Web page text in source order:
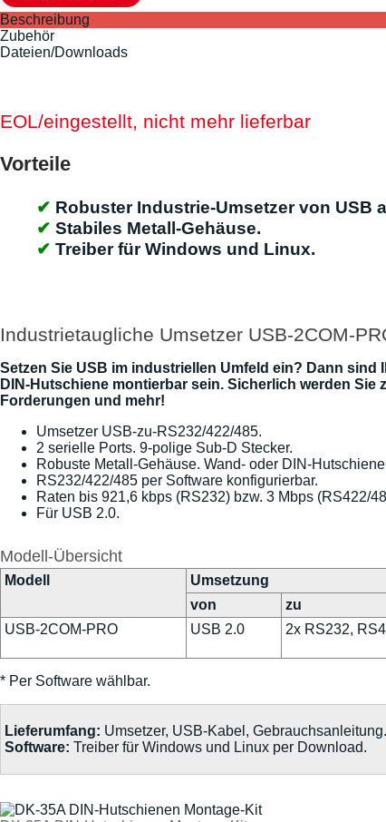
Beschreibung
Zubehör
Dateien/Downloads
EOL/eingestellt, nicht mehr lieferbar
Vorteile
Robuster Industrie-Umsetzer von USB
Stabiles Metall-Gehäuse.
Treiber für Windows und Linux.
Industrietaugliche Umsetzer USB-2COM-
Setzen Sie USB im industriellen Umfeld ein? Dann
DIN-Hutschiene montierbar sein. Sicherlich werden
Forderungen und mehr!
Umsetzer USB-zu-RS232/422/485.
2 serielle Ports. 9-polige Sub-D Stecker.
Robuste Metall-Gehäuse. Wand- oder DIN-
RS232/422/485 per Software konfigurierbar.
Raten bis 921,6 kbps (RS232) bzw. 3 Mbps (RS422/
Für USB 2.0.
Modell-Übersicht
Modell Umsetzung
von
zu
USB-2COM-PRO
USB 2.0 2x RS232,
* Per Software wählbar.
Lieferumfang: Umsetzer, USB-Kabel, Gebrauchsanleitung.
Software: Treiber für Windows und Linux per Download.